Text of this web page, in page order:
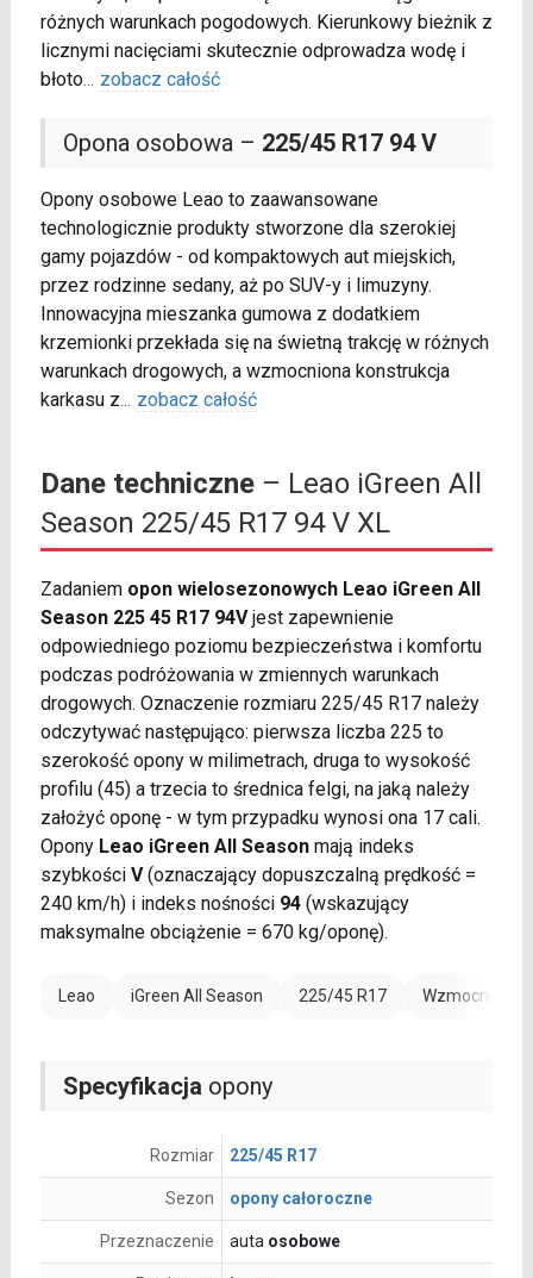
różnych warunkach pogodowych. Kierunkowy bieżnik z
licznymi nacięciami skutecznie odprowadza wodę i
błoto... zobacz całość
Opona osobowa – 225/45 R17 94 V
Opony osobowe Leao to zaawansowane
technologicznie produkty stworzone dla szerokiej
gamy pojazdów - od kompaktowych aut miejskich,
przez rodzinne sedany, aż po SUV-y i limuzyny.
Innowacyjna mieszanka gumowa z dodatkiem
krzemionki przekłada się na świetną trakcję w różnych
warunkach drogowych, a wzmocniona konstrukcja
karkasu z... zobacz całość
Dane techniczne– Leao iGreen All
Season 225/45 R17 94 V XL
Zadaniem opon wielosezonowych Leao iGreen All
Season 225 45 R17 94Vjest zapewnienie
odpowiedniego poziomu bezpieczeństwa i komfortu
podczas podróżowania w zmiennych warunkach
drogowych. Oznaczenie rozmiaru 225/45 R17 należy
odczytywać następująco: pierwsza liczba 225 to
szerokość opony w milimetrach, druga to wysokość
profilu (45) a trzecia to średnica felgi, na jaką należy
założyć oponę - w tym przypadku wynosi ona 17 cali.
Opony Leao iGreen All Seasonmają indeks
szybkości V(oznaczający dopuszczalną prędkość =
240 km/h) i indeks nośności 94(wskazujący
maksymalne obciążenie = 670 kg/oponę).
Leao iGreen All Season 225/45 R17 Wzmocnienie
Specyfikacja opony
Rozmiar 225/45 R17
Sezon opony całoroczne
Przeznaczenie auta osobowe